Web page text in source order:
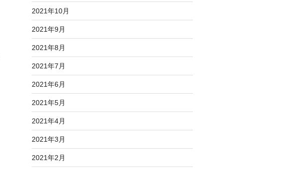
2021年10月
2021年9月
2021年8月
2021年7月
2021年6月
2021年5月
2021年4月
2021年3月
2021年2月